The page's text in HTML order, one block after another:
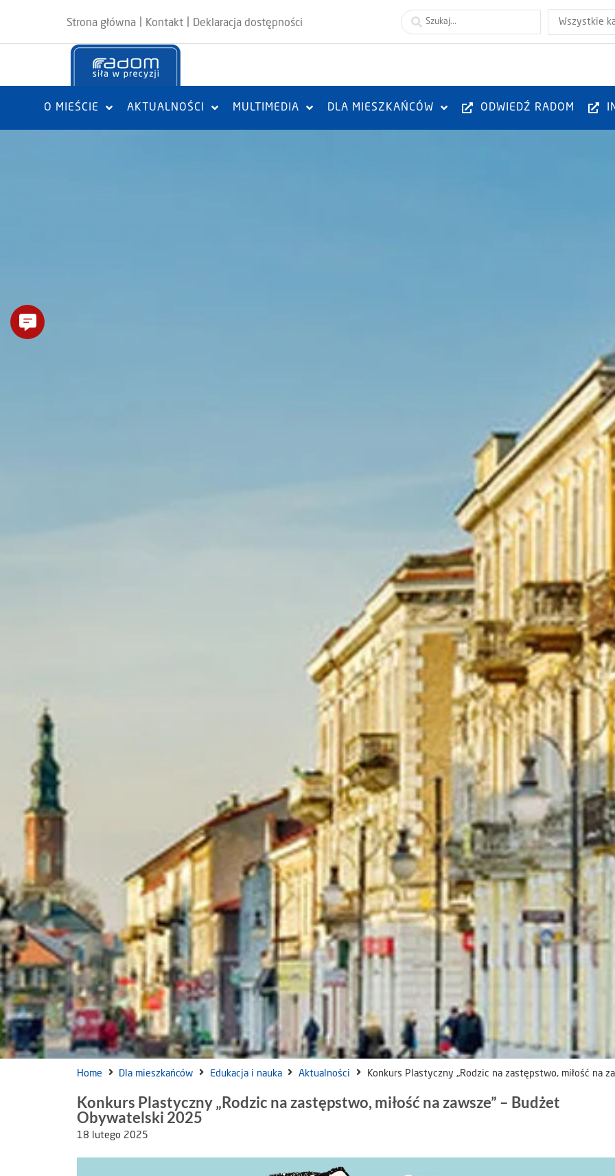
Strona główna Kontakt Deklaracja dostępności Wszystkie
O MIEŚCIE AKTUALNOŚCI MULTIMEDIA DLA MIESZKAŃCÓW ODWIEDŹ RADOM
Home Dla mieszkańców Edukacja i nauka Aktualności Konkurs Plastyczny „Rodzic na zastępstwo, miłość na
Konkurs Plastyczny „Rodzic na zastępstwo, miłość na zawsze” – Budżet
Obywatelski 2025
18 lutego 2025